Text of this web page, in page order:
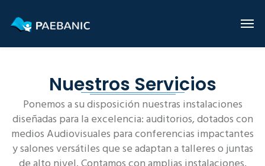
Nuestros Servicios
Ponemos a su disposición nuestras instalaciones
diseñadas para la excelencia: auditorios, dotados con
medios Audiovisuales para conferencias impactantes
y salones versátiles que se adaptan a talleres o juntas